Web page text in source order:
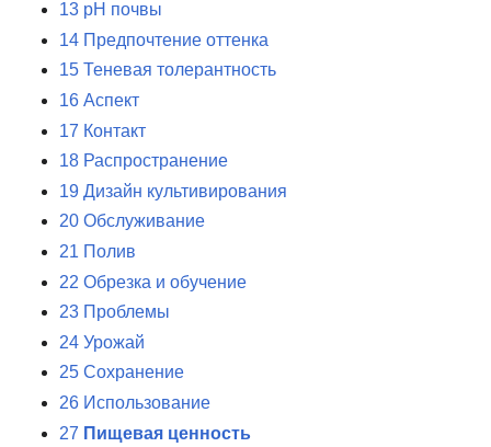
13 pH почвы
14 Предпочтение оттенка
15 Теневая толерантность
16 Аспект
17 Контакт
18 Распространение
19 Дизайн культивирования
20 Обслуживание
21 Полив
22 Обрезка и обучение
23 Проблемы
24 Урожай
25 Сохранение
26 Использование
27 Пищевая ценность